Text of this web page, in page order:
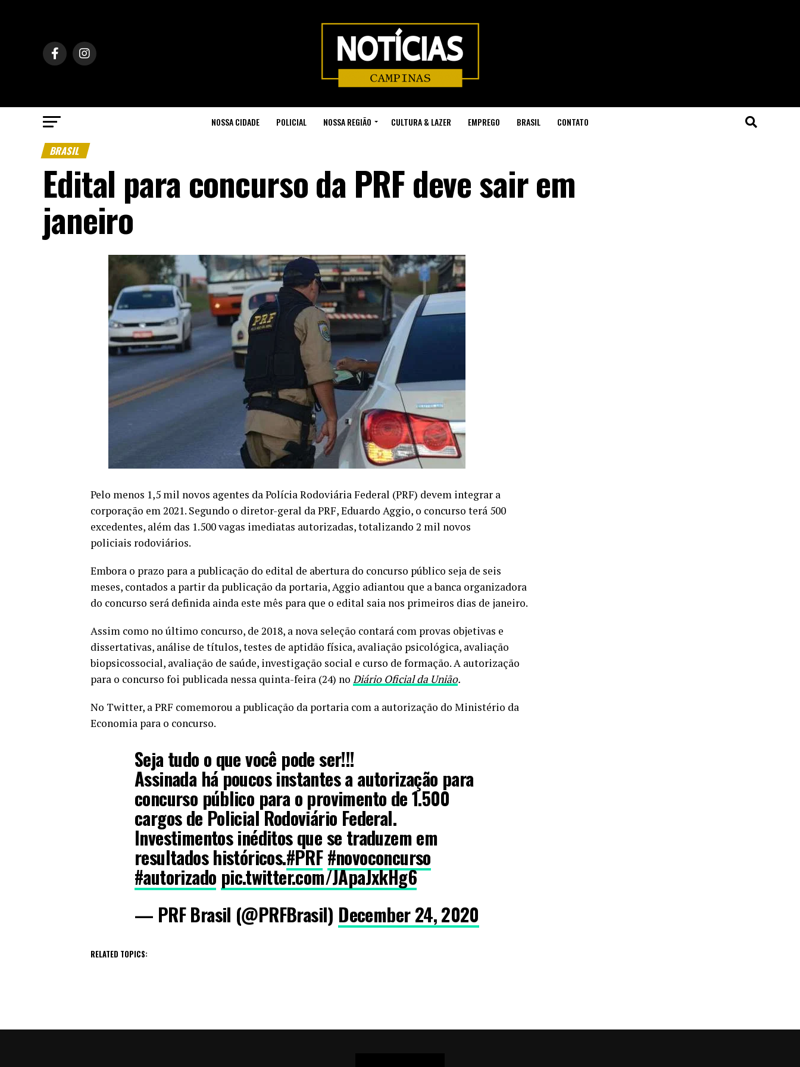
NOSSA CIDADE POLICIAL NOSSA REGIÃO CULTURA & LAZER EMPREGO BRASIL CONTATO
BRASIL
Edital para concurso da PRF deve sair em
janeiro
Pelo menos 1,5 mil novos agentes da Polícia Rodoviária Federal (PRF) devem integrar a
corporação em 2021. Segundo o diretor-geral da PRF, Eduardo Aggio, o concurso terá 500
excedentes, além das 1.500 vagas imediatas autorizadas, totalizando 2 mil novos
policiais rodoviários.
Embora o prazo para a publicação do edital de abertura do concurso público seja de seis
meses, contados a partir da publicação da portaria, Aggio adiantou que a banca organizadora
do concurso será definida ainda este mês para que o edital saia nos primeiros dias de janeiro.
Assim como no último concurso, de 2018, a nova seleção contará com provas objetivas e
dissertativas, análise de títulos, testes de aptidão física, avaliação psicológica, avaliação
biopsicossocial, avaliação de saúde, investigação social e curso de formação. A autorização
para o concurso foi publicada nessa quinta-feira (24) no Diário Oficial da União.
No Twitter, a PRF comemorou a publicação da portaria com a autorização do Ministério da
Economia para o concurso.
Seja tudo o que você pode ser!!!
Assinada há poucos instantes a autorização para
concurso público para o provimento de 1.500
cargos de Policial Rodoviário Federal.
Investimentos inéditos que se traduzem em
resultados históricos.#PRF#novoconcurso
#autorizado pic.twitter.com/JApaJxkHg6
— PRF Brasil (@PRFBrasil) December 24, 2020
RELATED TOPICS: